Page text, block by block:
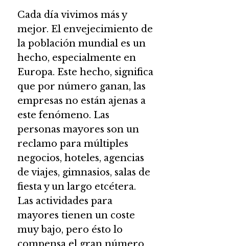
Cada día vivimos más y
mejor. El envejecimiento de
la población mundial es un
hecho, especialmente en
Europa. Este hecho, significa
que por número ganan, las
empresas no están ajenas a
este fenómeno. Las
personas mayores son un
reclamo para múltiples
negocios, hoteles, agencias
de viajes, gimnasios, salas de
fiesta y un largo etcétera.
Las actividades para
mayores tienen un coste
muy bajo, pero ésto lo